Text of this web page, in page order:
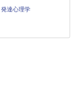
発達心理学